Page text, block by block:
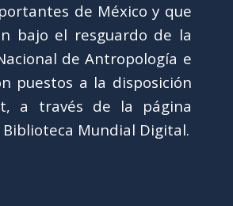
de México y que
bajo el resguardo de la
de Antropología e
puestos a la disposición
a través de la página
Mundial Digital.